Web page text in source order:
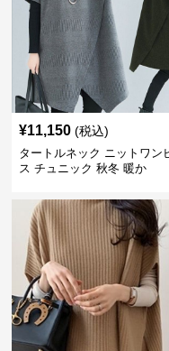
¥11,150 (税込)
タートルネック ニットワン
ス チュニック 秋冬 暖か